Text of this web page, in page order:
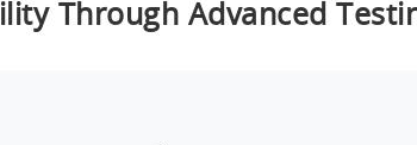
Through Advanced